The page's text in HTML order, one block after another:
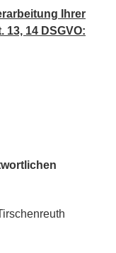
Ihrer
14 DSGVO: